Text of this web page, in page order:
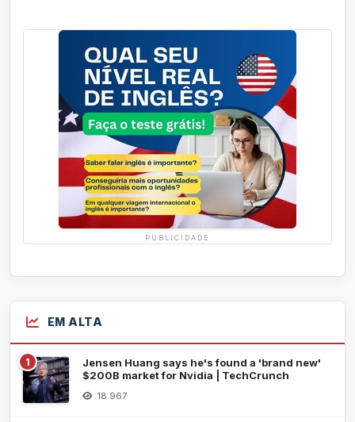
PUBLICIDADE
EM ALTA
1
Jensen Huang says he's found a 'brand new'
$200B market for Nvidia | TechCrunch
18.967